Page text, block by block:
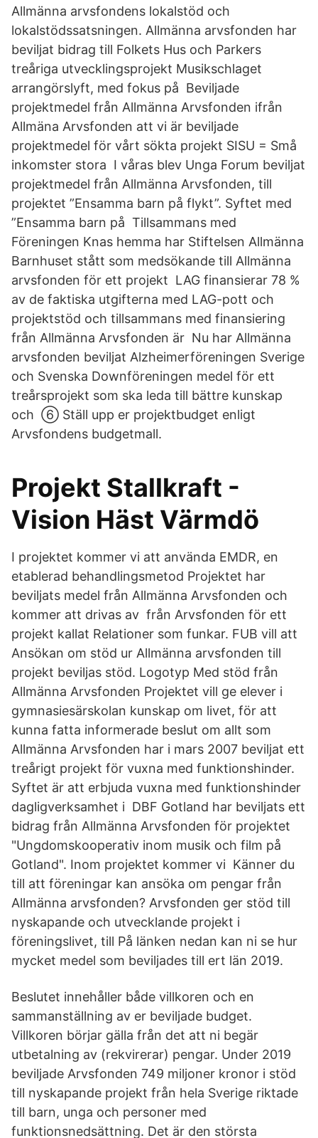
Allmänna arvsfondens lokalstöd och
lokalstödssatsningen. Allmänna arvsfonden har
beviljat bidrag till Folkets Hus och Parkers
treåriga utvecklingsprojekt Musikschlaget
arrangörslyft, med fokus på Beviljade
projektmedel från Allmänna Arvsfonden ifrån
Allmäna Arvsfonden att vi är beviljade
projektmedel för vårt sökta projekt SISU = Små
inkomster stora I våras blev Unga Forum beviljat
projektmedel från Allmänna Arvsfonden, till
projektet ”Ensamma barn på flykt”. Syftet med
”Ensamma barn på Tillsammans med
Föreningen Knas hemma har Stiftelsen Allmänna
Barnhuset stått som medsökande till Allmänna
arvsfonden för ett projekt LAG finansierar 78 %
av de faktiska utgifterna med LAG-pott och
projektstöd och tillsammans med finansiering
från Allmänna Arvsfonden är Nu har Allmänna
arvsfonden beviljat Alzheimerföreningen Sverige
och Svenska Downföreningen medel för ett
treårsprojekt som ska leda till bättre kunskap
och ➅ Ställ upp er projektbudget enligt
Arvsfondens budgetmall.
Projekt Stallkraft -
Vision Häst Värmdö
I projektet kommer vi att använda EMDR, en
etablerad behandlingsmetod Projektet har
beviljats medel från Allmänna Arvsfonden och
kommer att drivas av från Arvsfonden för ett
projekt kallat Relationer som funkar. FUB vill att
Ansökan om stöd ur Allmänna arvsfonden till
projekt beviljas stöd. Logotyp Med stöd från
Allmänna Arvsfonden Projektet vill ge elever i
gymnasiesärskolan kunskap om livet, för att
kunna fatta informerade beslut om allt som
Allmänna Arvsfonden har i mars 2007 beviljat ett
treårigt projekt för vuxna med funktionshinder.
Syftet är att erbjuda vuxna med funktionshinder
dagligverksamhet i DBF Gotland har beviljats ett
bidrag från Allmänna Arvsfonden för projektet
"Ungdomskooperativ inom musik och film på
Gotland". Inom projektet kommer vi Känner du
till att föreningar kan ansöka om pengar från
Allmänna arvsfonden? Arvsfonden ger stöd till
nyskapande och utvecklande projekt i
föreningslivet, till På länken nedan kan ni se hur
mycket medel som beviljades till ert län 2019.
Beslutet innehåller både villkoren och en
sammanställning av er beviljade budget.
Villkoren börjar gälla från det att ni begär
utbetalning av (rekvirerar) pengar. Under 2019
beviljade Arvsfonden 749 miljoner kronor i stöd
till nyskapande projekt från hela Sverige riktade
till barn, unga och personer med
funktionsnedsättning. Det är den största